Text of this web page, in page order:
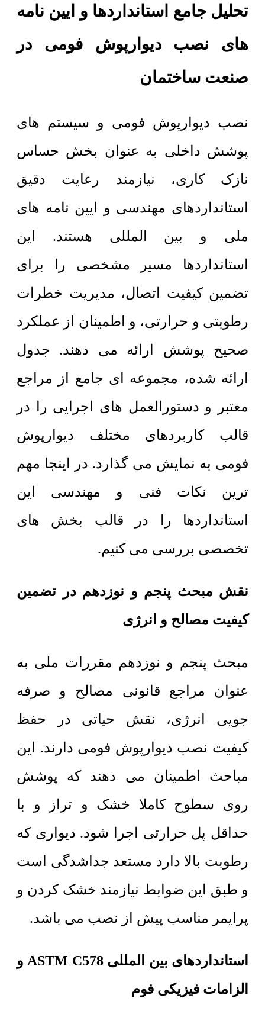
تحلیل جامع استانداردها و ایین نامه
های نصب دیوارپوش فومی در
صنعت ساختمان
نصب دیوارپوش فومی و سیستم های
پوشش داخلی به عنوان بخش حساس
نازک کاری، نیازمند رعایت دقیق
استانداردهای مهندسی و ایین نامه های
ملی و بین المللی هستند. این
استانداردها مسیر مشخصی را برای
تضمین کیفیت اتصال، مدیریت خطرات
رطوبتی و حرارتی، و اطمینان از عملکرد
صحیح پوشش ارائه می دهند. جدول
ارائه شده، مجموعه ای جامع از مراجع
معتبر و دستورالعمل های اجرایی را در
قالب کاربردهای مختلف دیوارپوش
فومی به نمایش می گذارد. در اینجا مهم
ترین نکات فنی و مهندسی این
استانداردها را در قالب بخش های
تخصصی بررسی می کنیم.
نقش مبحث پنجم و نوزدهم در تضمین
کیفیت مصالح و انرژی
مبحث پنجم و نوزدهم مقررات ملی به
عنوان مراجع قانونی مصالح و صرفه
جویی انرژی، نقش حیاتی در حفظ
کیفیت نصب دیوارپوش فومی دارند. این
مباحث اطمینان می دهند که پوشش
روی سطوح کاملا خشک و تراز و با
حداقل پل حرارتی اجرا شود. دیواری که
رطوبت بالا دارد مستعد جداشدگی است
و طبق این ضوابط نیازمند خشک کردن و
پرایمر مناسب پیش از نصب می باشد.
استانداردهای بین المللی ASTM C578 و
الزامات فیزیکی فوم